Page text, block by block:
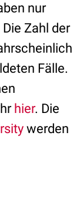
nur
Zahl der
Fälle.
hier. Die
werden